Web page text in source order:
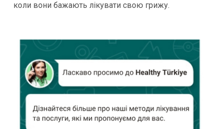
коли вони бажають лікувати свою грижу.